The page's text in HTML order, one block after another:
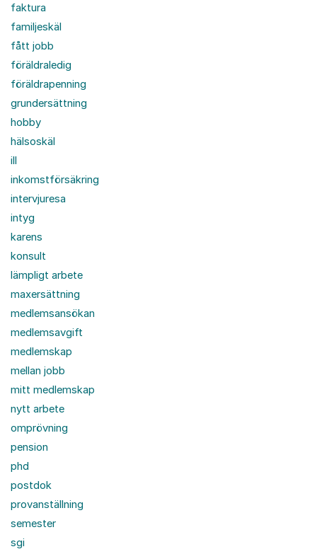
faktura
familjeskäl
fått jobb
föräldraledig
föräldrapenning
grundersättning
hobby
hälsoskäl
ill
inkomstförsäkring
intervjuresa
intyg
karens
konsult
lämpligt arbete
maxersättning
medlemsansökan
medlemsavgift
medlemskap
mellan jobb
mitt medlemskap
nytt arbete
omprövning
pension
phd
postdok
provanställning
semester
sgi